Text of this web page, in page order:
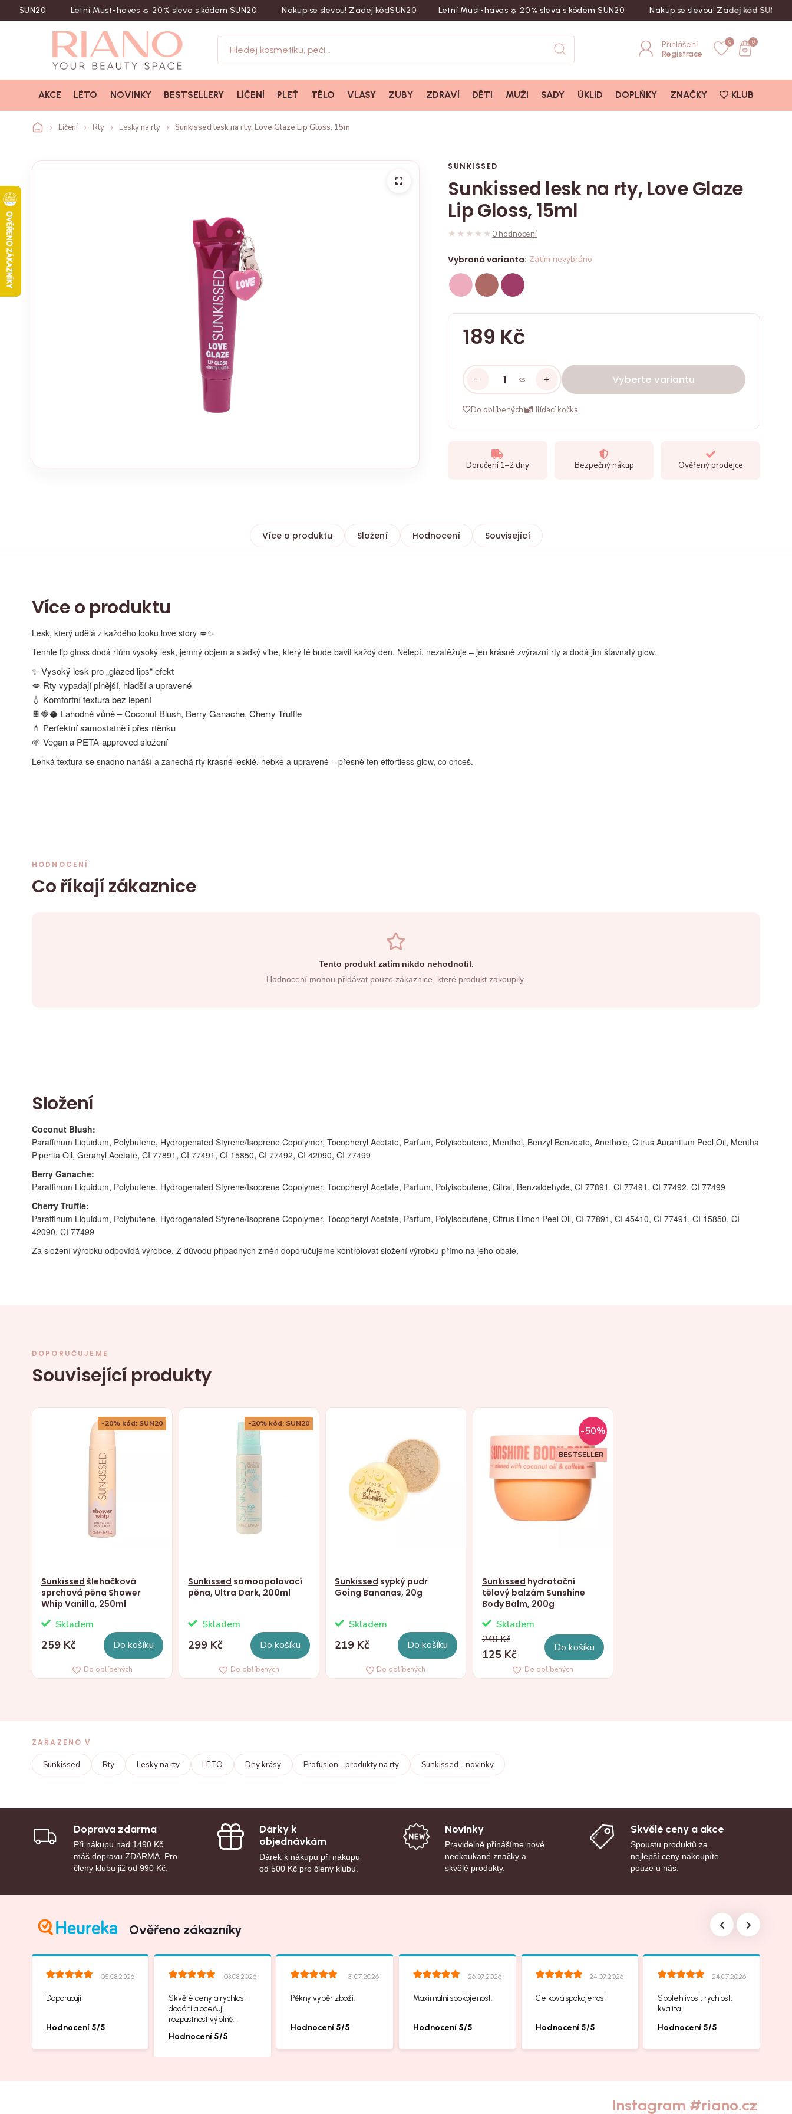
Letní Must-haves ☼ 20 % sleva s kódem SUN20 Nakup se slevou! Zadej kódSUN20 Letní Must-haves ☼ 20 % sleva s kódem SUN20 Nakup se slevou! Zadej kód SUN20
Přihlášení
Registrace
0 0
AKCE LÉTO NOVINKY BESTSELLERY LÍČENÍ PLEŤ TĚLO VLASY ZUBY ZDRAVÍ DĚTI MUŽI SADY ÚKLID DOPLŇKY ZNAČKY KLUB
Líčení Rty Lesky na rty Sunkissed lesk na rty, Love Glaze Lip Gloss, 15ml
SUNKISSED
Sunkissed lesk na rty, Love Glaze
Lip Gloss, 15ml
★★★★★
★★★★★ 0 hodnocení
Vybraná varianta: Zatím nevybráno
189 Kč
− ks + Vyberte variantu
Do oblíbených Hlídací kočka
Doručení 1–2 dny Bezpečný nákup Ověřený prodejce
Více o produktu Složení Hodnocení Související
Více o produktu
Lesk, který udělá z každého looku love story 💋✨
Tenhle lip gloss dodá rtům vysoký lesk, jemný objem a sladký vibe, který tě bude bavit každý den. Nelepí, nezatěžuje – jen krásně zvýrazní rty a dodá jim šťavnatý glow.
✨ Vysoký lesk pro „glazed lips“ efekt
💋 Rty vypadají plnější, hladší a upravené
💧 Komfortní textura bez lepení
🍫🍓🥥 Lahodné vůně – Coconut Blush, Berry Ganache, Cherry Truffle
💄 Perfektní samostatně i přes rtěnku
🌱 Vegan a PETA-approved složení
Lehká textura se snadno nanáší a zanechá rty krásně lesklé, hebké a upravené – přesně ten effortless glow, co chceš.
HODNOCENÍ
Co říkají zákaznice
Tento produkt zatím nikdo nehodnotil.
Hodnocení mohou přidávat pouze zákaznice, které produkt zakoupily.
Složení
Coconut Blush:
Paraffinum Liquidum, Polybutene, Hydrogenated Styrene/Isoprene Copolymer, Tocopheryl Acetate, Parfum, Polyisobutene, Menthol, Benzyl Benzoate, Anethole, Citrus Aurantium Peel Oil, Mentha
Piperita Oil, Geranyl Acetate, CI 77891, CI 77491, CI 15850, CI 77492, CI 42090, CI 77499
Berry Ganache:
Paraffinum Liquidum, Polybutene, Hydrogenated Styrene/Isoprene Copolymer, Tocopheryl Acetate, Parfum, Polyisobutene, Citral, Benzaldehyde, CI 77891, CI 77491, CI 77492, CI 77499
Cherry Truffle:
Paraffinum Liquidum, Polybutene, Hydrogenated Styrene/Isoprene Copolymer, Tocopheryl Acetate, Parfum, Polyisobutene, Citrus Limon Peel Oil, CI 77891, CI 45410, CI 77491, CI 15850, CI
42090, CI 77499
Za složení výrobku odpovídá výrobce. Z důvodu případných změn doporučujeme kontrolovat složení výrobku přímo na jeho obale.
DOPORUČUJEME
Související produkty
-20% kód: SUN20
Sunkissed šlehačková
sprchová pěna Shower
Whip Vanilla, 250ml
Skladem
259 Kč Do košíku
Do oblíbených
-20% kód: SUN20
Sunkissed samoopalovací
pěna, Ultra Dark, 200ml
Skladem
299 Kč Do košíku
Do oblíbených
Sunkissed sypký pudr
Going Bananas, 20g
Skladem
219 Kč Do košíku
Do oblíbených
-50%
BESTSELLER
Sunkissed hydratační
tělový balzám Sunshine
Body Balm, 200g
Skladem
249 Kč
125 Kč
Do košíku
Do oblíbených
ZAŘAZENO V
Sunkissed Rty Lesky na rty LÉTO Dny krásy Profusion - produkty na rty Sunkissed - novinky
Doprava zdarma
Při nákupu nad 1490 Kč
máš dopravu ZDARMA. Pro
členy klubu již od 990 Kč.
Dárky k
objednávkám
Dárek k nákupu při nákupu
od 500 Kč pro členy klubu.
Novinky
Pravidelně přinášíme nové
neokoukané značky a
skvělé produkty.
Skvělé ceny a akce
Spoustu produktů za
nejlepší ceny nakoupíte
pouze u nás.
Ověřeno zákazníky
05.08.2026
Doporucuji
Hodnocení 5/5
03.08.2026
Skvělé ceny a rychlost
dodání a oceňuji
rozpustnost výplně
na další produkty taky
Hodnocení 5/5
31.07.2026
Pěkný výběr zboží.
Hodnocení 5/5
26.07.2026
Maximalní spokojenost.
Hodnocení 5/5
24.07.2026
Celková spokojenost
Hodnocení 5/5
24.07.2026
Spolehlivost, rychlost,
kvalita.
Hodnocení 5/5
Instagram #riano.cz